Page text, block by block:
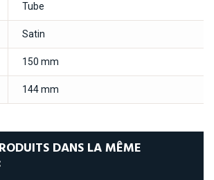
Tube
Satin
150 mm
144 mm
DANS LA MÊME